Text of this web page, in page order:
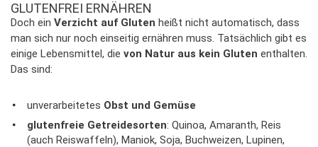
GLUTENFREI ERNÄHREN
Doch ein Verzicht auf Gluten heißt nicht automatisch, dass
man sich nur noch einseitig ernähren muss. Tatsächlich gibt es
einige Lebensmittel, die von Natur aus kein Gluten enthalten.
Das sind:
unverarbeitetes Obst und Gemüse
glutenfreie Getreidesorten: Quinoa, Amaranth, Reis
(auch Reiswaffeln), Maniok, Soja, Buchweizen, Lupinen,